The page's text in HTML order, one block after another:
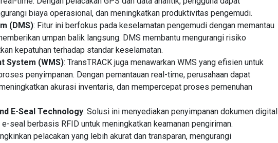
biaya operasional, dan meningkatkan produktivitas pengemudi.
(DMS): Fitur ini berfokus pada keselamatan pengemudi dengan memantau
umpan balik langsung. DMS membantu mengurangi risiko
kepatuhan terhadap standar keselamatan.
System (WMS): TransTRACK juga menawarkan WMS yang efisien untuk
penyimpanan. Dengan pemantauan real-time, perusahaan dapat
akurasi inventaris, dan mempercepat proses pemenuhan
E-Seal Technology: Solusi ini menyediakan penyimpanan dokumen digital
seal berbasis RFID untuk meningkatkan keamanan pengiriman.
pelacakan yang lebih akurat dan transparan, mengurangi